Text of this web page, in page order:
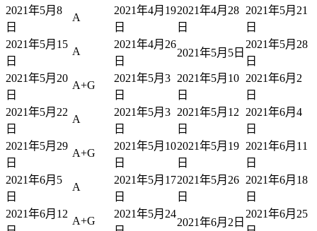
2021年5月8
日
A
2021年4月19
日
2021年4月28
日
2021年5月21
日
2021年5月15
日
A
2021年4月26
日
2021年5月5日
2021年5月28
日
2021年5月20
日
A+G
2021年5月3
日
2021年5月10
日
2021年6月2
日
2021年5月22
日
A
2021年5月3
日
2021年5月12
日
2021年6月4
日
2021年5月29
日
A+G
2021年5月10
日
2021年5月19
日
2021年6月11
日
2021年6月5
日
A
2021年5月17
日
2021年5月26
日
2021年6月18
日
2021年6月12
A+G
2021年5月24
2021年6月2日
2021年6月25